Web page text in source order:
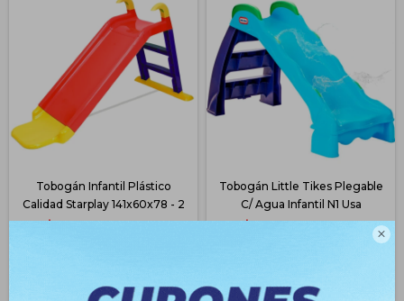

Tobogán Infantil Plástico
Calidad Starplay 141x60x78 - 2
Tobogán Little Tikes Plegable
C/ Agua Infantil N1 Usa